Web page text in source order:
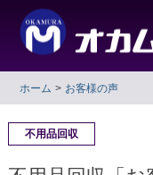
ホーム お客様の声
不用品回収